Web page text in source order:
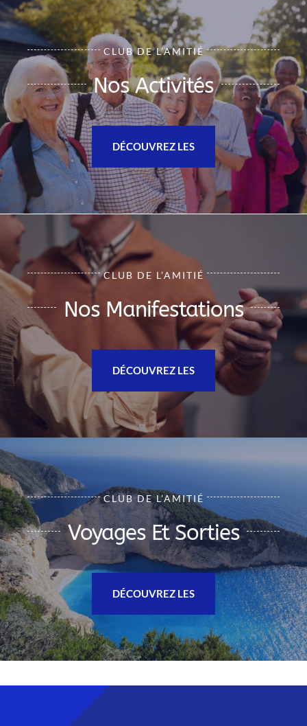
CLUB DE L’AMITIÉ
Nos Activités
DÉCOUVREZ LES
CLUB DE L’AMITIÉ
Nos Manifestations
DÉCOUVREZ LES
CLUB DE L’AMITIÉ
Voyages Et Sorties
DÉCOUVREZ LES